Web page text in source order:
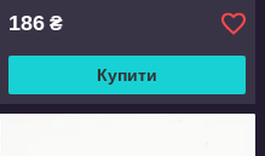
186 ₴
Купити